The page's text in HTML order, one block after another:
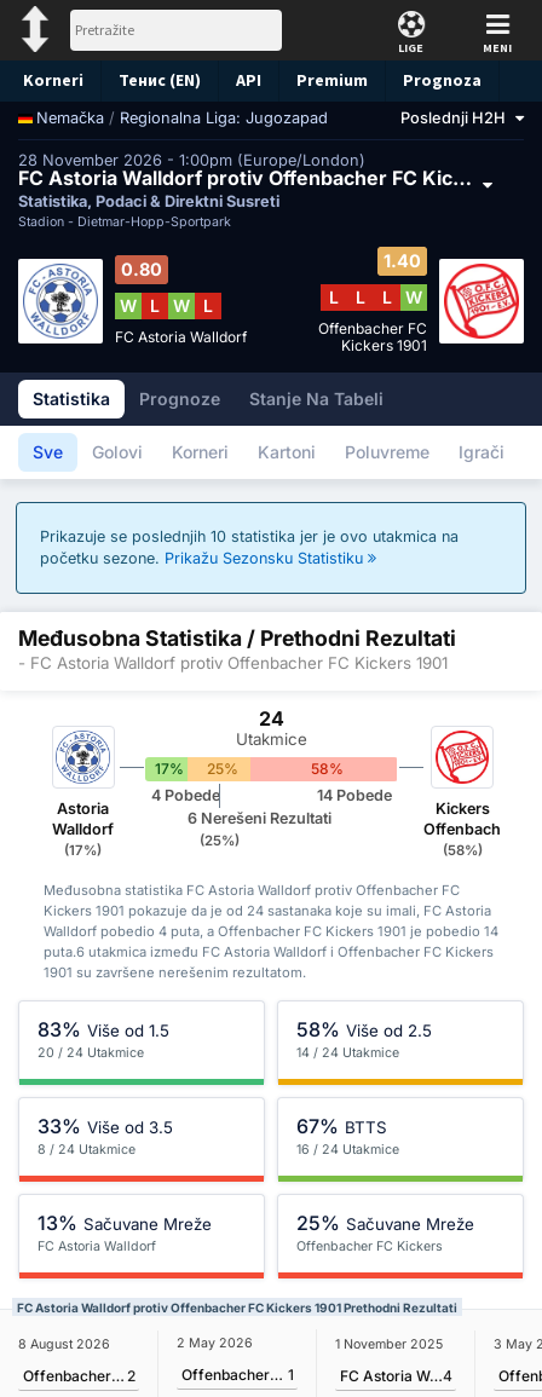
LIGE MENI
Korneri Тенис (EN) API Premium Prognoza
Nemačka / Regionalna Liga: Jugozapad Poslednji H2H
28 November 2026 - 1:00pm (Europe/London)
FC Astoria Walldorf protiv Offenbacher FC Kickers 1901
Statistika, Podaci & Direktni Susreti
Stadion - Dietmar-Hopp-Sportpark
0.80
W
L W L
FC Astoria Walldorf
1.40
L
L L W
Offenbacher FC
Kickers 1901
Statistika Prognoze Stanje Na Tabeli
Sve Golovi Korneri Kartoni Poluvreme Igrači
Prikazuje se poslednjih 10 statistika jer je ovo utakmica na
početku sezone. Prikažu Sezonsku Statistiku
Međusobna Statistika / Prethodni Rezultati
- FC Astoria Walldorf protiv Offenbacher FC Kickers 1901
Astoria
Walldorf
(17%)
24
Utakmice
17% 25%
58%
4 Pobede
6 Nerešeni Rezultati
(25%)
14 Pobede
Kickers
Offenbach
(58%)
Međusobna statistika FC Astoria Walldorf protiv Offenbacher FC
Kickers 1901 pokazuje da je od 24 sastanaka koje su imali, FC Astoria
Walldorf pobedio 4 puta, a Offenbacher FC Kickers 1901 je pobedio 14
puta.6 utakmica između FC Astoria Walldorf i Offenbacher FC Kickers
1901 su završene nerešenim rezultatom.
83% Više od 1.5
20 / 24 Utakmice
58% Više od 2.5
14 / 24 Utakmice
33% Više od 3.5
8 / 24 Utakmice
67% BTTS
16 / 24 Utakmice
13% Sačuvane Mreže
FC Astoria Walldorf
25% Sačuvane Mreže
Offenbacher FC Kickers
FC Astoria Walldorf protiv Offenbacher FC Kickers 1901 Prethodni Rezultati
8 August 2026
Offenbacher FC Kickers 1901 2
2 May 2026
Offenbacher FC Kickers 1901 1
1 November 2025
FC Astoria Walldorf4
3 May